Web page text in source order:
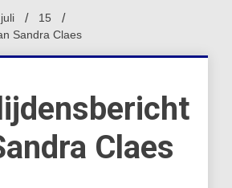
juli
15
Sandra Claes
Claes